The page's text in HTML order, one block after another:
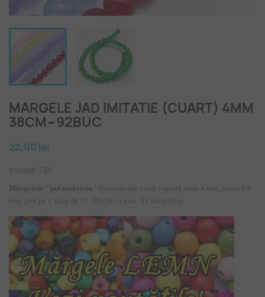
MARGELE JAD IMITATIE (CUART) 4MM
38CM~92BUC
22,00 lei
Include TVA
Margelute "jad malaysia" (imitatie din cuart vopsit), sfere 4 mm, gaura 0,8
mm, pret pe 1 sirag de 37 -38 cm cu max. 92 margelute.